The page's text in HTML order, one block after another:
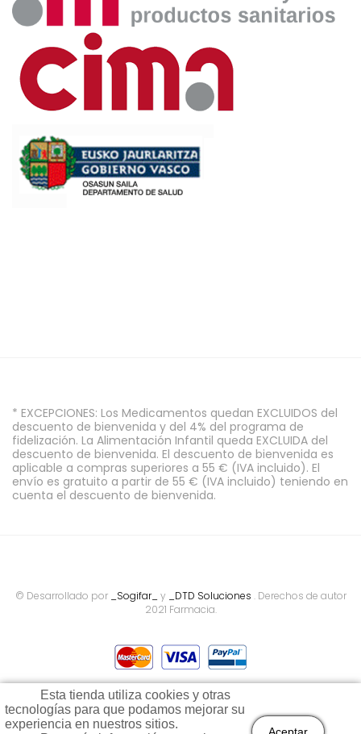
Esta tienda utiliza cookies y otras
tecnologías para que podamos mejorar su
experiencia en nuestros sitios.
* EXCEPCIONES: Los Medicamentos quedan EXCLUIDOS del
descuento de bienvenida y del 4% del programa de
fidelización. La Alimentación Infantil queda EXCLUIDA del
descuento de bienvenida. El descuento de bienvenida es
aplicable a compras superiores a 55 € (IVA incluido). El
envío es gratuito a partir de 55 € (IVA incluido) teniendo en
cuenta el descuento de bienvenida.
© Desarrollado por _Sogifar_ y _DTD Soluciones . Derechos de autor
2021 Farmacia.
Todos los precios son indicados con impuestos incluidos